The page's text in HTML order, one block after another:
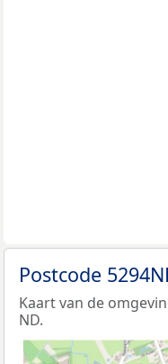
Postcode
Kaart van de
ND.